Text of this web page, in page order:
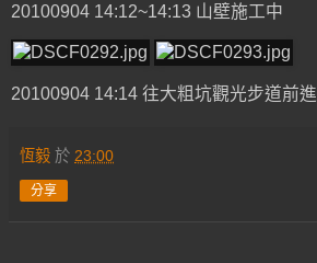
20100904 14:12~14:13 山壁施工中
20100904 14:14 往大粗坑觀光步道前進
恆毅 於 23:00
分享